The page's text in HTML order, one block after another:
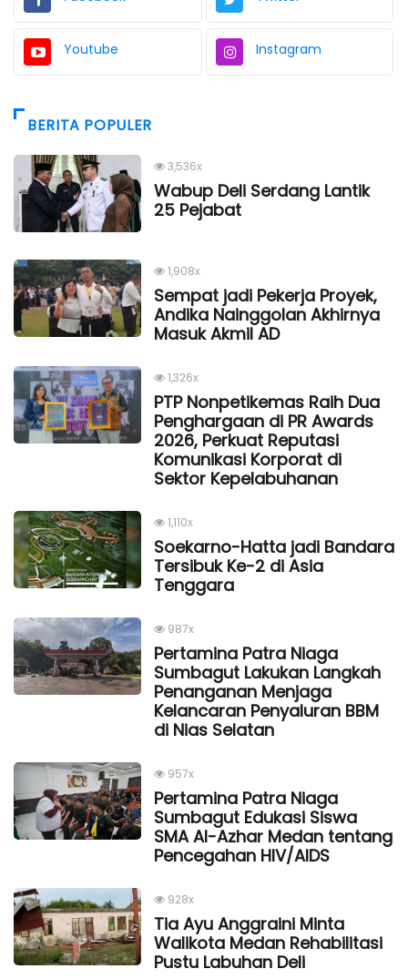
Youtube Instagram
BERITA POPULER
3,536x
Wabup Deli Serdang Lantik
25 Pejabat
1,908x
Sempat jadi Pekerja Proyek,
Andika Nainggolan Akhirnya
Masuk Akmil AD
1,326x
PTP Nonpetikemas Raih Dua
Penghargaan di PR Awards
2026, Perkuat Reputasi
Komunikasi Korporat di
Sektor Kepelabuhanan
1,110x
Soekarno-Hatta jadi Bandara
Tersibuk Ke-2 di Asia
Tenggara
987x
Pertamina Patra Niaga
Sumbagut Lakukan Langkah
Penanganan Menjaga
Kelancaran Penyaluran BBM
di Nias Selatan
957x
Pertamina Patra Niaga
Sumbagut Edukasi Siswa
SMA Al-Azhar Medan tentang
Pencegahan HIV/AIDS
928x
Tia Ayu Anggraini Minta
Walikota Medan Rehabilitasi
Pustu Labuhan Deli